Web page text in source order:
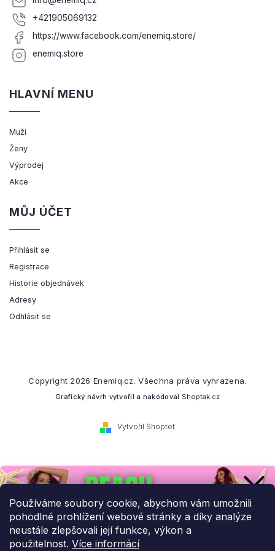
Používáme soubory cookie, abychom vám umožnili
pohodlné prohlížení webové stránky a díky analýze
neustále zlepšovali její funkce, výkon a
použitelnost. Více informácí
+421905069132
https://www.facebook.com/enemiq.store/
enemiq.store
HLAVNÍ MENU
Muži
Ženy
Výprodej
Akce
MŮJ ÚČET
Přihlásit se
Registrace
Historie objednávek
Adresy
Odhlásit se
Vytvořil Shoptet
Copyright 2026 Enemiq.cz. Všechna práva vyhrazena.
Grafický návrh vytvořil a nakódoval Shoptak.cz
Přihlaste se k našemu
newsletteru.
Budeme vám posílat informace o našich novinkách a slevových
akcích.